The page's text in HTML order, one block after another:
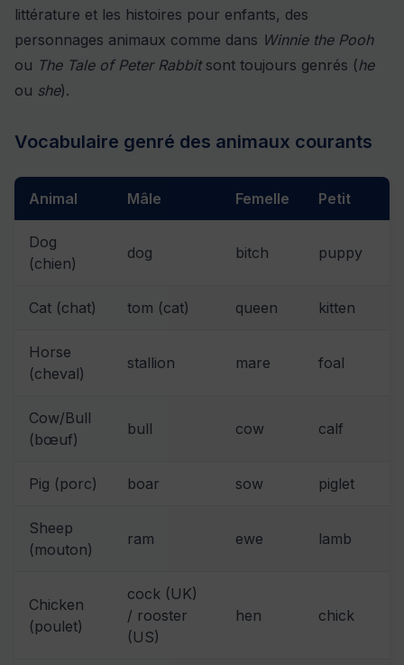
littérature et les histoires pour enfants, des
personnages animaux comme dans Winnie the Pooh
ou The Tale of Peter Rabbitsont toujours genrés (he
ou she).
Vocabulaire genré des animaux courants
Animal Mâle Femelle Petit
Dog
(chien)
dog bitch puppy
Cat (chat) tom (cat) queen kitten
Horse
(cheval)
stallion mare foal
Cow/Bull
(bœuf)
bull cow calf
Pig (porc) boar sow piglet
Sheep
(mouton)
ram ewe lamb
Chicken
(poulet)
cock (UK)
/ rooster
(US)
hen chick